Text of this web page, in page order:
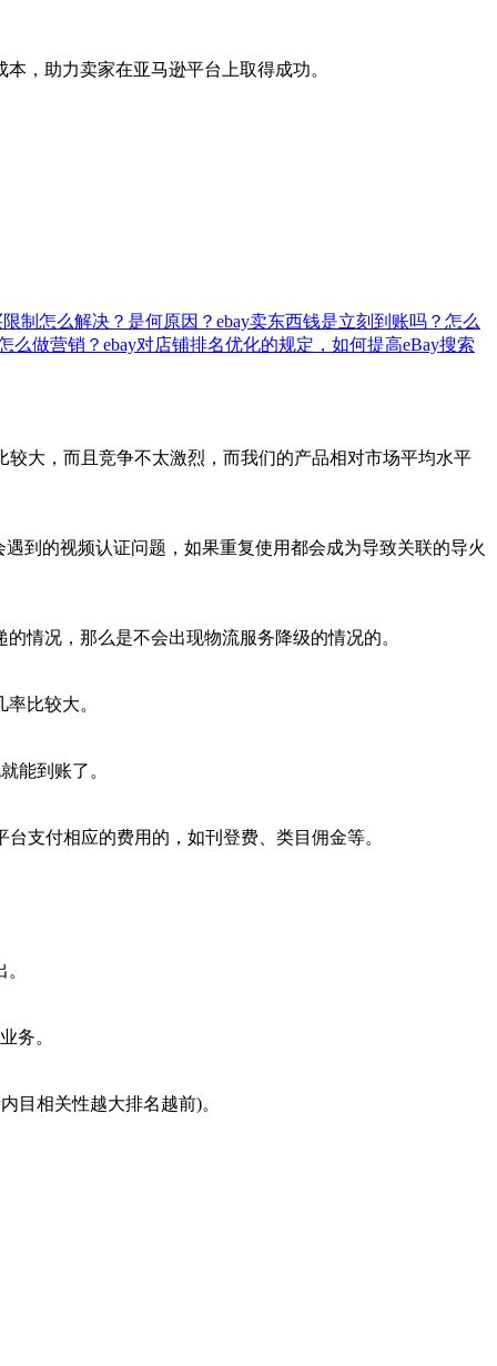
，助力卖家在亚马逊平台上取得成功。
限制怎么解决？是何原因？ ebay卖东西钱是立刻到账吗？怎么
么做营销？ ebay对店铺排名优化的规定，如何提高eBay搜索
大，而且竞争不太激烈，而我们的产品相对市场平均水平
到的视频认证问题，如果重复使用都会成为导致关联的导火
情况，那么是不会出现物流服务降级的情况的。
比较大。
能到账了。
支付相应的费用的，如刊登费、类目佣金等。
务。
目相关性越大排名越前)。